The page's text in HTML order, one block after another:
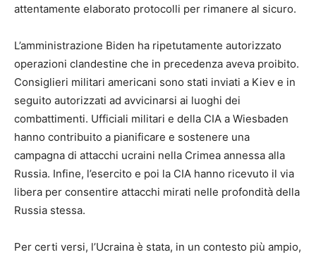
attentamente elaborato protocolli per rimanere al sicuro.
L’amministrazione Biden ha ripetutamente autorizzato
operazioni clandestine che in precedenza aveva proibito.
Consiglieri militari americani sono stati inviati a Kiev e in
seguito autorizzati ad avvicinarsi ai luoghi dei
combattimenti. Ufficiali militari e della CIA a Wiesbaden
hanno contribuito a pianificare e sostenere una
campagna di attacchi ucraini nella Crimea annessa alla
Russia. Infine, l’esercito e poi la CIA hanno ricevuto il via
libera per consentire attacchi mirati nelle profondità della
Russia stessa.
Per certi versi, l’Ucraina è stata, in un contesto più ampio,